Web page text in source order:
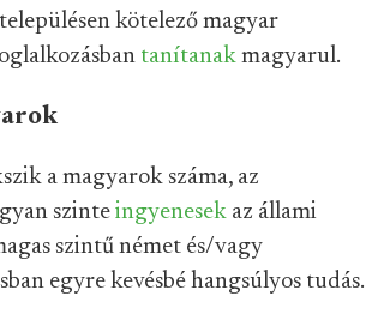
kötelező magyar
tanítanak magyarul.
a magyarok száma, az
szinte ingyenesek az állami
szintű német és/vagy
egyre kevésbé hangsúlyos tudás.